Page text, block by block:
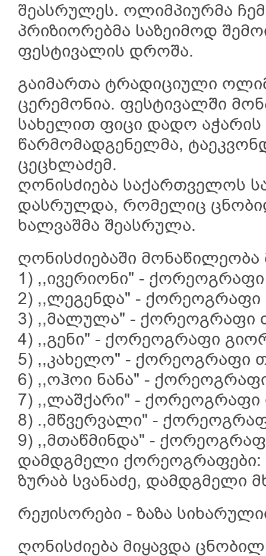
შეასრულეს. ოლიმპიურმა
პრიზიორებმა საზეიმოდ
ფესტივალის დროშა.
გაიმართა ტრადიციული
ცერემონია. ფესტივალში
სახელით ფიცი დადო აჭარის
წარმომადგენელმა,
ცეცხლაძემ.
ღონისძიება საქართველოს
დასრულდა, რომელიც
ხალვაშმა შეასრულა.
ღონისძიებაში მონაწილეობა
1) ,,ივერიონი" -
2) ,,ლეგენდა" -
3) ,,მალულა" - ქორეოგრაფი
4) ,,გენი" - ქორეოგრაფი
5) ,,კახელო" - ქორეოგრაფი
6) ,,ოჰოი ნანა" -
7) ,,ლაშქარი" - ქორეოგრაფი
8) .,მწვერვალი" -
9) ,,მთაწმინდა" -
დამდგმელი ქორეოგრაფები:
ზურაბ სვანაძე, დამდგმელი
რეჟისორები - ზაზა
ღონისძიება მიყავდა